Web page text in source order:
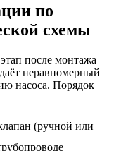
по
схемы
после монтажа
неравномерный
насоса. Порядок
(ручной или